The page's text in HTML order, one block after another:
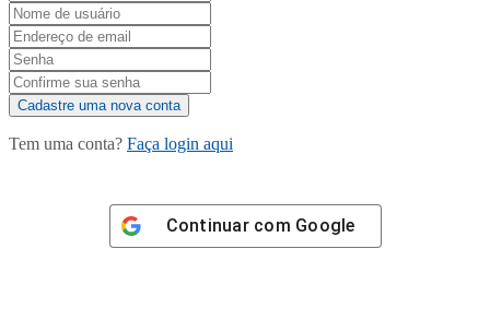
Tem uma conta? Faça login aqui
Continuar com Google